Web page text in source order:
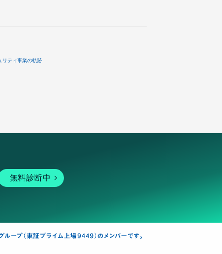
リティ事業の軌跡
無料診断中